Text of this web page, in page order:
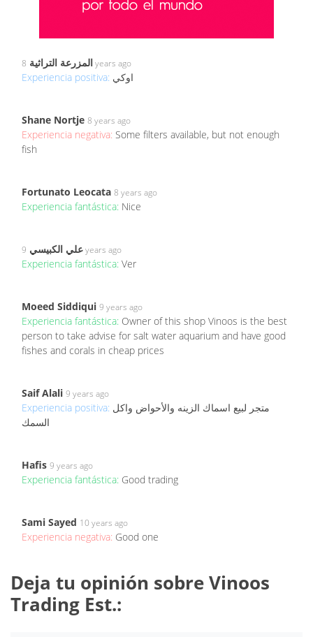
المزرعة التراثية8 years ago
Experiencia positiva: اوكي
Shane Nortje 8 years ago
Experiencia negativa: Some filters available, but not enough
fish
Fortunato Leocata 8 years ago
Experiencia fantástica: Nice
علي الكبيسي9 years ago
Experiencia fantástica: Ver
Moeed Siddiqui 9 years ago
Experiencia fantástica: Owner of this shop Vinoos is the best
person to take advise for salt water aquarium and have good
fishes and corals in cheap prices
Saif Alali 9 years ago
Experiencia positiva: متجر لبيع اسماك الزينه والأحواض واكل
السمك
Hafis 9 years ago
Experiencia fantástica: Good trading
Sami Sayed 10 years ago
Experiencia negativa: Good one
Deja tu opinión sobre Vinoos
Trading Est.: